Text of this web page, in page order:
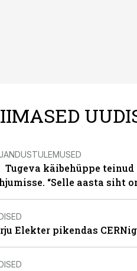
Tugeva käibehüppe
“Selle aasta siht
Elekter pikendas